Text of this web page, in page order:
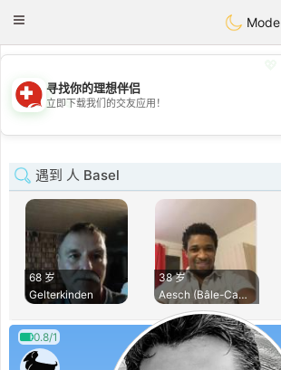
Suissi
Toggle
Mode
💖
💕
寻找你的理想伴侣
立即下载我们的交友应用！
遇到 人 Basel
68 岁
Gelterkinden
38 岁
Aesch (Bâle-Campag
0.8/1